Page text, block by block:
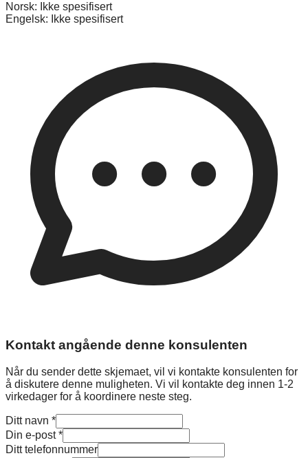
Norsk:
Ikke spesifisert
Engelsk:
Ikke spesifisert
Kontakt angående denne konsulenten
Når du sender dette skjemaet, vil vi kontakte konsulenten for
å diskutere denne muligheten. Vi vil kontakte deg innen 1-2
virkedager for å koordinere neste steg.
Ditt navn *
Din e-post*
Ditt telefonnummer